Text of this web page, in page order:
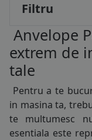
COS
Filtru
Anvelope
extrem de
tale
Pentru a te
in masina ta,
te multumesc
esentiala este